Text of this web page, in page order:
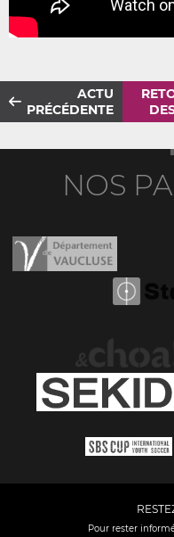
ACTU
PRÉCÉDENTE
NOS
Pour rester